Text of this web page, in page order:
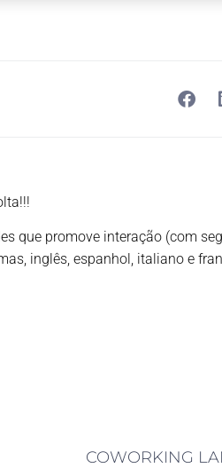
que promove interação (com
inglês, espanhol, italiano e
COWORKING